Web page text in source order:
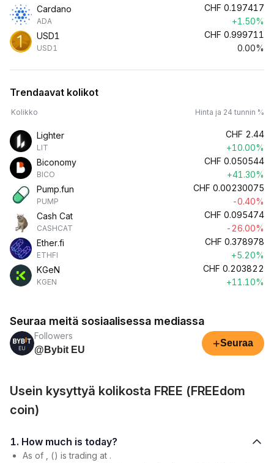
Cardano
ADA
CHF 0.197417
+1.50%
USD1
USD1
CHF 0.999711
0.00%
Trendaavat kolikot
Kolikko Hinta ja 24 tunnin %
Lighter
LIT
CHF 2.44
+10.00%
Biconomy
BICO
CHF 0.050544
+41.30%
Pump.fun
PUMP
CHF 0.00230075
-0.40%
Cash Cat
CASHCAT
CHF 0.095474
-26.00%
Ether.fi
ETHFI
CHF 0.378978
+5.20%
KGeN
KGEN
CHF 0.203822
+11.10%
Seuraa meitä sosiaalisessa mediassa
Followers
@Bybit EU
+Seuraa
Usein kysyttyä kolikosta FREE (FREEdom
coin)
1. How much is today?
As of , () is trading at .